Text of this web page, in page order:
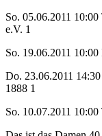
So. 05.06.2011
e.V. 1
So. 19.06.2011
Do. 23.06.2011
1888 1
So. 10.07.2011